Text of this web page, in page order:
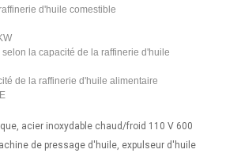
d'huile comestible
la capacité de la raffinerie d'huile
de la raffinerie d'huile alimentaire
acier inoxydable chaud/froid 110 V 600
de pressage d'huile, expulseur d'huile